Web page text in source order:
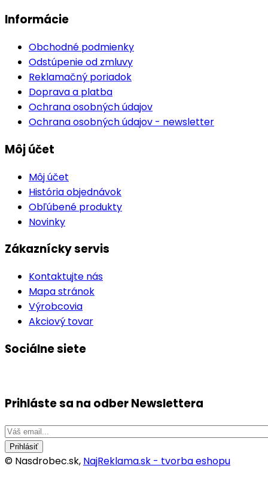
Informácie
Obchodné podmienky
Odstúpenie od zmluvy
Reklamačný poriadok
Doprava a platba
Ochrana osobných údajov
Ochrana osobných údajov - newsletter
Môj účet
Môj účet
História objednávok
Obľúbené produkty
Novinky
Zákaznícky servis
Kontaktujte nás
Mapa stránok
Výrobcovia
Akciový tovar
Sociálne siete
Prihláste sa na odberNewslettera
Prihlásiť
© Nasdrobec.sk, NajReklama.sk - tvorba eshopu